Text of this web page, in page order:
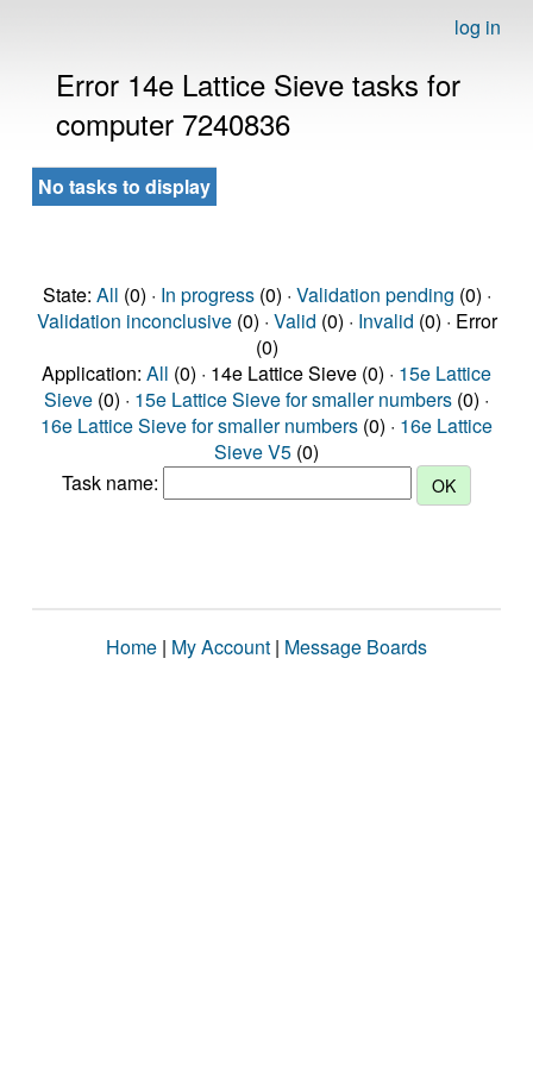
log in
Error 14e Lattice Sieve tasks for
computer 7240836
No tasks to display
State: All (0) · In progress(0) · Validation pending (0) ·
Validation inconclusive(0) · Valid (0) · Invalid (0) · Error
(0)
Application: All (0) · 14e Lattice Sieve (0) · 15e Lattice
Sieve (0) · 15e Lattice Sieve for smaller numbers (0) ·
16e Lattice Sieve for smaller numbers (0) · 16e Lattice
Sieve V5 (0)
Task name:
Home | My Account | Message Boards